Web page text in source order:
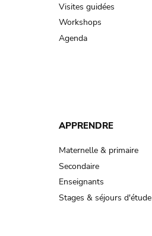
Visites guidées
Workshops
Agenda
APPRENDRE
Maternelle & primaire
Secondaire
Enseignants
Stages & séjours d'étude